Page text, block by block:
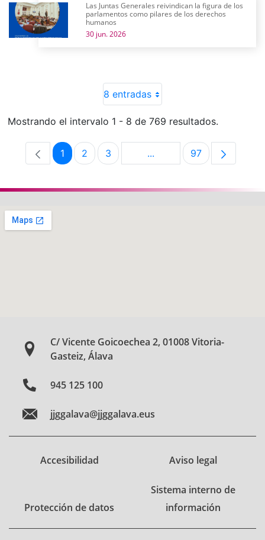
Las Juntas Generales reivindican la figura de los
parlamentos como pilares de los derechos
humanos
30 jun. 2026
8 entradas
Mostrando el intervalo 1 - 8 de 769 resultados.
Página
1 Página
2 Página
3 ...Páginas intermedias Use
Página
97
C/ Vicente Goicoechea 2, 01008 Vitoria-
Gasteiz, Álava
945 125 100
jjggalava@jjggalava.eus
Accesibilidad Aviso legal
Protección de datos
Sistema interno de
información